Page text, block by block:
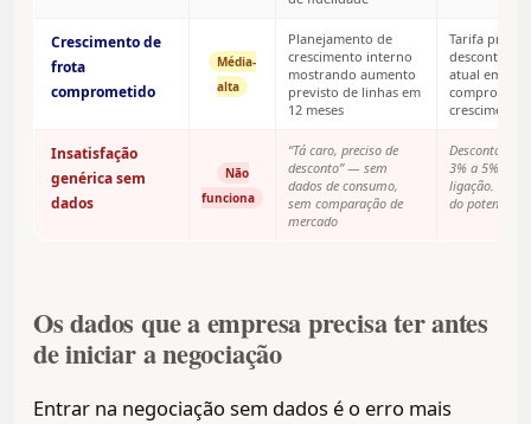
Crescimento de
frota
comprometido
Média-
alta
Planejamento de
crescimento interno
mostrando aumento
previsto de linhas em
12 meses
Tarifa
desconto no
atual em
crescimento
Insatisfação
genérica sem
dados
Não
funciona
“Tá caro, preciso de
desconto” — sem
dados de consumo,
sem comparação de
mercado
Desconto
3% a 5%
ligação.
do potencial
Os dados que a empresa precisa ter antes
de iniciar a negociação
Entrar na negociação sem dados é o erro mais